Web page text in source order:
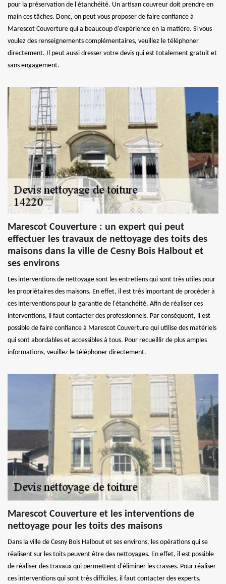
pour la préservation de l'étanchéité. Un artisan couvreur doit prendre en
main ces tâches. Donc, on peut vous proposer de faire confiance à
Marescot Couverture qui a beaucoup d'expérience en la matière. Si vous
voulez des renseignements complémentaires, veuillez le téléphoner
directement. Il peut aussi dresser votre devis qui est totalement gratuit et
sans engagement.
Marescot Couverture : un expert qui peut
effectuer les travaux de nettoyage des toits des
maisons dans la ville de Cesny Bois Halbout et
ses environs
Les interventions de nettoyage sont les entretiens qui sont très utiles pour
les propriétaires des maisons. En effet, il est très important de procéder à
ces interventions pour la garantie de l'étanchéité. Afin de réaliser ces
interventions, il faut contacter des professionnels. Par conséquent, il est
possible de faire confiance à Marescot Couverture qui utilise des matériels
qui sont abordables et accessibles à tous. Pour recueillir de plus amples
informations, veuillez le téléphoner directement.
Marescot Couverture et les interventions de
nettoyage pour les toits des maisons
Dans la ville de Cesny Bois Halbout et ses environs, les opérations qui se
réalisent sur les toits peuvent être des nettoyages. En effet, il est possible
de réaliser des travaux qui permettent d'éliminer les crasses. Pour réaliser
ces interventions qui sont très difficiles, il faut contacter des experts.